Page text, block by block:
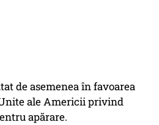
de asemenea în favoarea
ale Americii privind
apărare.